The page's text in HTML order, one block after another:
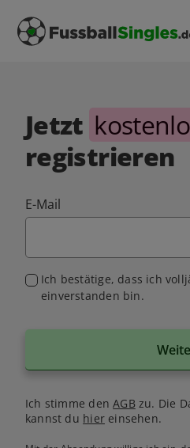
Jetzt
registrieren
E-Mail
Ich bestätige, dass ich
einverstanden bin.
Ich stimme denAGB zu. Die
kannst du hiereinsehen.